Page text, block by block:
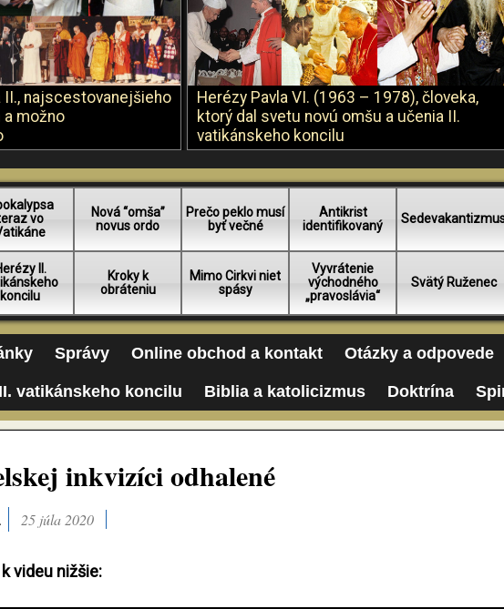
II., najscestovanejšieho
a možno
Herézy Pavla VI. (1963 – 1978), človeka,
ktorý dal svetu novú omšu a učenia II.
vatikánskeho koncilu
vo
Nová “omša”
novus ordo
Prečo peklo musí
byť večné
Antikrist
identifikovaný
II.
koncilu
Kroky k
obráteniu
Mimo Cirkvi niet
spásy
Vyvrátenie
východného
„pravoslávia“
Svätý Ruženec
Správy Online obchod a kontakt Otázky a odpovede
vatikánskeho koncilu Biblia a katolicizmus Doktrína
inkvizíci odhalené
25 júla 2020
videu nižšie: